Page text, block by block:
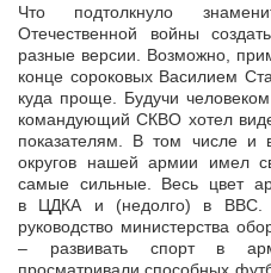
Что подтолкнуло
Отечественной войны
разные версии. Возможно,
конце сороковых Василием
куда проще. Будучи
командующий СКВО хотел
показателям. В том числе и
округов нашей армии имел
самые сильные. Весь цвет
в ЦДКА и (недолго) в ВВС.
руководство министерства
– развивать спорт в
просматривали способных